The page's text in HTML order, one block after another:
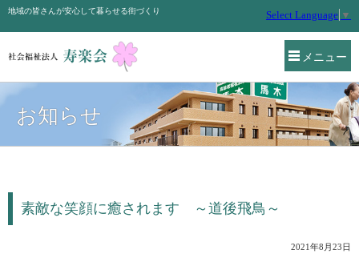
メニュー
地域の皆さんが安心して暮らせる街づくり Select Language ▼
お知らせ
素敵な笑顔に癒されます ～道後飛鳥～
2021年8月23日